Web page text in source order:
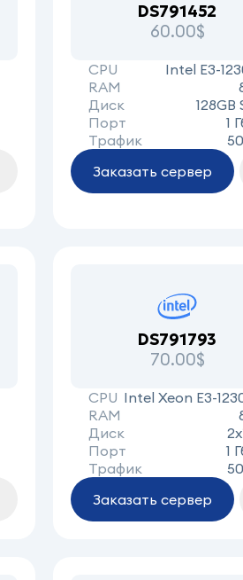
DS791452
60.00$
CPU
Intel E3-
RAM
Диск
128GB
Порт
1
Трафик
Заказать сервер
DS791793
70.00$
CPU Intel Xeon E3-
RAM
Диск
Порт
1
Трафик
Заказать сервер